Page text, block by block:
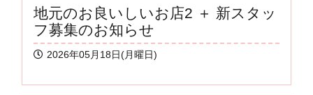
地元のお良いしいお店2 ＋ 新スタッ
フ募集のお知らせ
2026年05月18日(月曜日)